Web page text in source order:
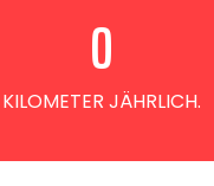
KILOMETER JÄHRLICH.
0